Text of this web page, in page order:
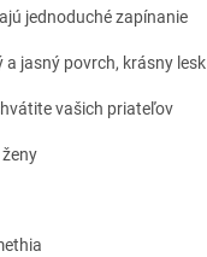
jednoduché zapínanie
a jasný povrch, krásny lesk
vašich priateľov